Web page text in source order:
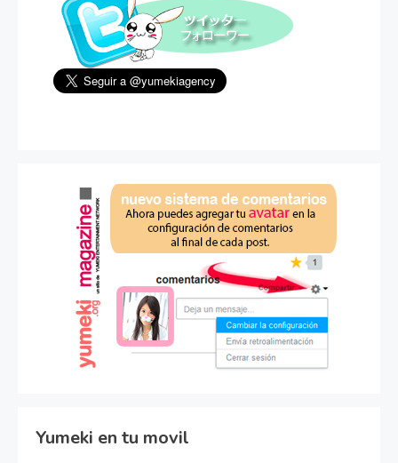
Yumeki en tu movil